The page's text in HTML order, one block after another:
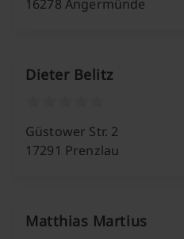
16278 Angermünde
Dieter Belitz
Güstower Str. 2
17291 Prenzlau
Matthias Martius